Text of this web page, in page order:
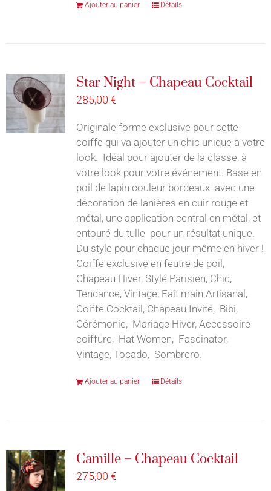
Ajouter au panier Détails
Star Night – Chapeau Cocktail
285,00 €
Originale forme exclusive pour cette
coiffe qui va ajouter un chic unique à votre
look. Idéal pour ajouter de la classe, à
votre look pour votre événement. Base en
poil de lapin couleur bordeaux avec une
décoration de lanières en cuir rouge et
métal, une application central en métal, et
entouré du tulle pour un résultat unique.
Du style pour chaque jour même en hiver !
Coiffe exclusive en feutre de poil,
Chapeau Hiver, Stylé Parisien, Chic,
Tendance, Vintage, Fait main Artisanal,
Coiffe Cocktail, Chapeau Invité, Bibi,
Cérémonie, Mariage Hiver, Accessoire
coiffure, Hat Women, Fascinator,
Vintage, Tocado, Sombrero.
Ajouter au panier Détails
Camille – Chapeau Cocktail
275,00 €